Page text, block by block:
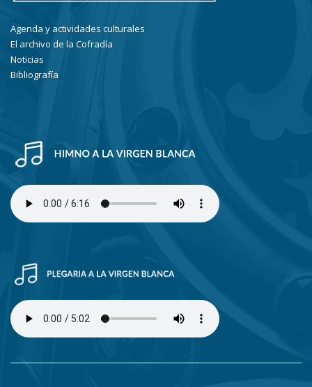
Agenda y actividades culturales
El archivo de la Cofradía
Noticias
Bibliografía